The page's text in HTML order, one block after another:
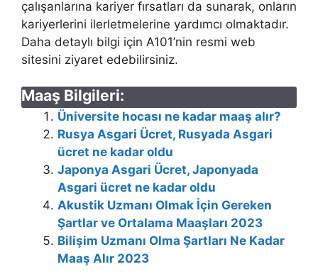
çalışanlarına kariyer fırsatları da sunarak, onların
kariyerlerini ilerletmelerine yardımcı olmaktadır.
Daha detaylı bilgi için A101’nin resmi web
sitesini ziyaret edebilirsiniz.
Maaş Bilgileri:
Üniversite hocası ne kadar maaş alır?
Rusya Asgari Ücret, Rusyada Asgari
ücret ne kadar oldu
Japonya Asgari Ücret, Japonyada
Asgari ücret ne kadar oldu
Akustik Uzmanı Olmak İçin Gereken
Şartlar ve Ortalama Maaşları 2023
Bilişim Uzmanı Olma Şartları Ne Kadar
Maaş Alır 2023